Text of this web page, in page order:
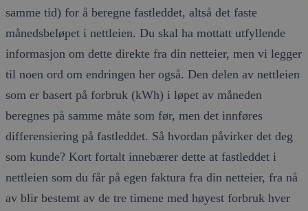
samme tid) for å beregne fastleddet, altså det faste
månedsbeløpet i nettleien. Du skal ha mottatt utfyllende
informasjon om dette direkte fra din netteier, men vi legger
til noen ord om endringen her også. Den delen av nettleien
som er basert på forbruk (kWh) i løpet av måneden
beregnes på samme måte som før, men det innføres
differensiering på fastleddet. Så hvordan påvirker det deg
som kunde? Kort fortalt innebærer dette at fastleddet i
nettleien som du får på egen faktura fra din netteier, fra nå
av blir bestemt av de tre timene med høyest forbruk hver